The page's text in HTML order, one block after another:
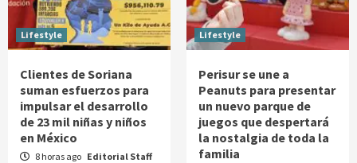
Lifestyle
Clientes de Soriana
suman esfuerzos para
impulsar el desarrollo
de 23 mil niñas y niños
en México
8 horas ago Editorial Staff
Lifestyle
Perisur se une a
Peanuts para presentar
un nuevo parque de
juegos que despertará
la nostalgia de toda la
familia